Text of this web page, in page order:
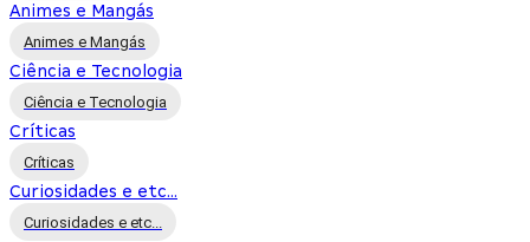
Animes e Mangás
Animes e Mangás
Ciência e Tecnologia
Ciência e Tecnologia
Críticas
Críticas
Curiosidades e etc...
Curiosidades e etc...